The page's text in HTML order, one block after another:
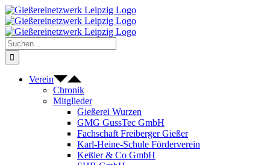
Zum
Inhalt
springen
Suche
nach:
Verein
Chronik
Mitglieder
Gießerei Wurzen
GMG GussTec GmbH
Fachschaft Freiberger Gießer
Karl-Heine-Schule Förderverein
Keßler & Co GmbH